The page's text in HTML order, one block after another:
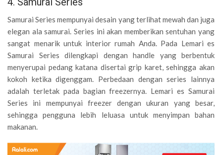
Samurai Series mempunyai desain yang terlihat mewah dan juga
elegan ala samurai. Series ini akan memberikan sentuhan yang
sangat menarik untuk interior rumah Anda. Pada Lemari es
Samurai Series dilengkapi dengan handle yang berbentuk
menyerupai pedang katana disertai grip karet, sehingga akan
kokoh ketika digenggam. Perbedaan dengan series lainnya
adalah terletak pada bagian freezernya. Lemari es Samurai
Series ini mempunyai freezer dengan ukuran yang besar,
sehingga pengguna lebih leluasa untuk menyimpan bahan
makanan.